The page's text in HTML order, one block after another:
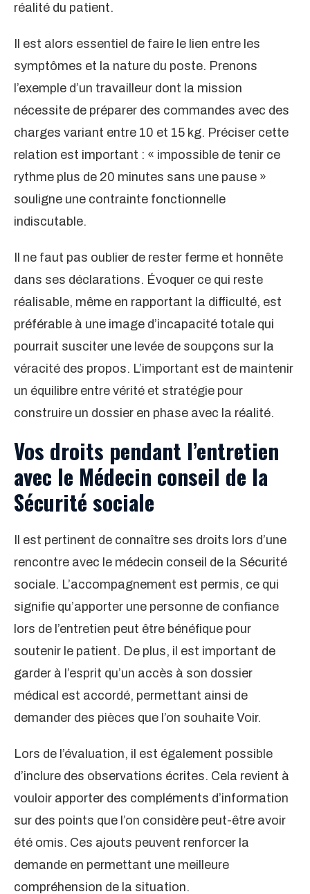
réalité du patient.
Il est alors essentiel de faire le lien entre les
symptômes et la nature du poste. Prenons
l’exemple d’un travailleur dont la mission
nécessite de préparer des commandes avec des
charges variant entre 10 et 15 kg. Préciser cette
relation est important : « impossible de tenir ce
rythme plus de 20 minutes sans une pause »
souligne une contrainte fonctionnelle
indiscutable.
Il ne faut pas oublier de rester ferme et honnête
dans ses déclarations. Évoquer ce qui reste
réalisable, même en rapportant la difficulté, est
préférable à une image d’incapacité totale qui
pourrait susciter une levée de soupçons sur la
véracité des propos. L’important est de maintenir
un équilibre entre vérité et stratégie pour
construire un dossier en phase avec la réalité.
Vos droits pendant l’entretien
avec le Médecin conseil de la
Sécurité sociale
Il est pertinent de connaître ses droits lors d’une
rencontre avec le médecin conseil de la Sécurité
sociale. L’accompagnement est permis, ce qui
signifie qu’apporter une personne de confiance
lors de l’entretien peut être bénéfique pour
soutenir le patient. De plus, il est important de
garder à l’esprit qu’un accès à son dossier
médical est accordé, permettant ainsi de
demander des pièces que l’on souhaite Voir.
Lors de l’évaluation, il est également possible
d’inclure des observations écrites. Cela revient à
vouloir apporter des compléments d’information
sur des points que l’on considère peut-être avoir
été omis. Ces ajouts peuvent renforcer la
demande en permettant une meilleure
compréhension de la situation.